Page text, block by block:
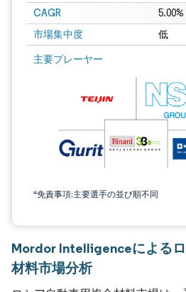
CAGR 5.00%
市場集中度 低
主要プレーヤー
*免責事項:主要選手の並び順不同
Mordor Intelligenceによる
材料市場分析